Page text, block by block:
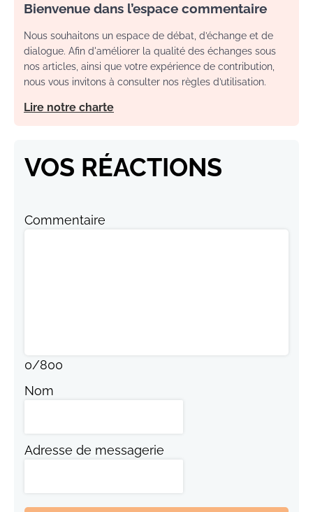
Bienvenue dans l’espace commentaire
Nous souhaitons un espace de débat, d’échange et de
dialogue. Afin d'améliorer la qualité des échanges sous
nos articles, ainsi que votre expérience de contribution,
nous vous invitons à consulter nos règles d’utilisation.
Lire notre charte
VOS RÉACTIONS
Commentaire
0/800
Nom
Adresse de messagerie